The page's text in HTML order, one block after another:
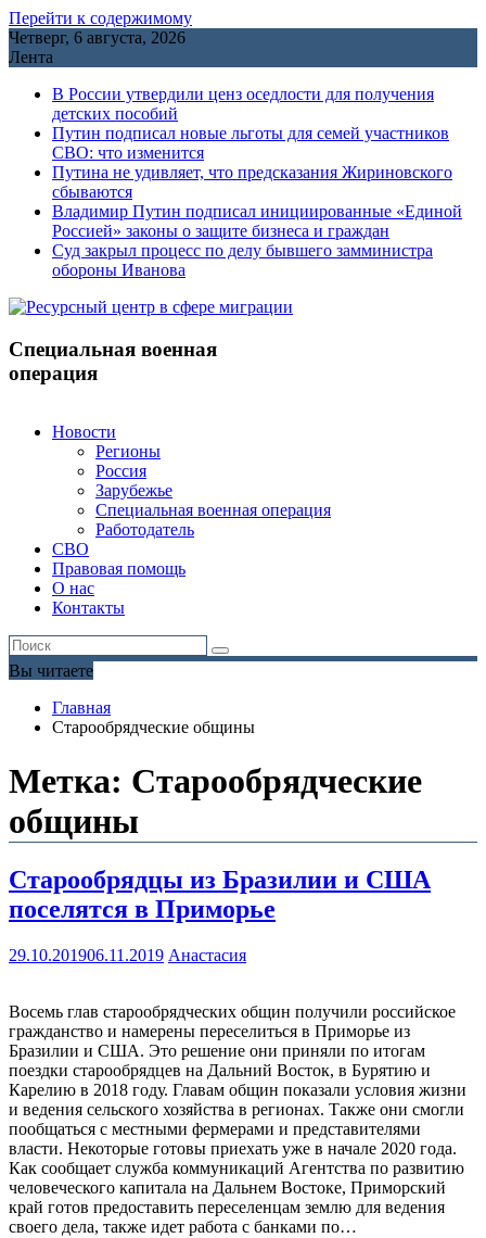
Перейти к содержимому
Четверг, 6 августа, 2026
Лента
В России утвердили ценз оседлости для получения
детских пособий
Путин подписал новые льготы для семей участников
СВО: что изменится
Путина не удивляет, что предсказания Жириновского
сбываются
Владимир Путин подписал инициированные «Единой
Россией» законы о защите бизнеса и граждан
Cуд закрыл процесс по делу бывшего замминистра
обороны Иванова
Специальная военная
операция
Новости
Регионы
Россия
Зарубежье
Специальная военная операция
Работодатель
СВО
Правовая помощь
О нас
Контакты
Вы читаете
Главная
Старообрядческие общины
Метка: Старообрядческие
общины
Старообрядцы из Бразилии и США
поселятся в Приморье
29.10.201906.11.2019 Анастасия
Восемь глав старообрядческих общин получили российское
гражданство и намерены переселиться в Приморье из
Бразилии и США. Это решение они приняли по итогам
поездки старообрядцев на Дальний Восток, в Бурятию и
Карелию в 2018 году. Главам общин показали условия жизни
и ведения сельского хозяйства в регионах. Также они смогли
пообщаться с местными фермерами и представителями
власти. Некоторые готовы приехать уже в начале 2020 года.
Как сообщает служба коммуникаций Агентства по развитию
человеческого капитала на Дальнем Востоке, Приморский
край готов предоставить переселенцам землю для ведения
своего дела, также идет работа с банками по…